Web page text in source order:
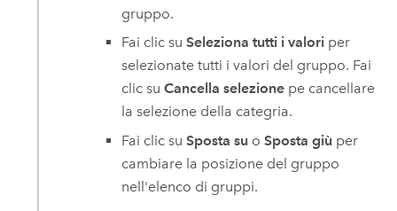
gruppo.
Fai clic su Seleziona tutti i valoriper
selezionate tutti i valori del gruppo. Fai
clic su Cancella selezionepe cancellare
la selezione della categria.
Fai clic su Sposta suo Sposta giùper
cambiare la posizione del gruppo
nell'elenco di gruppi.